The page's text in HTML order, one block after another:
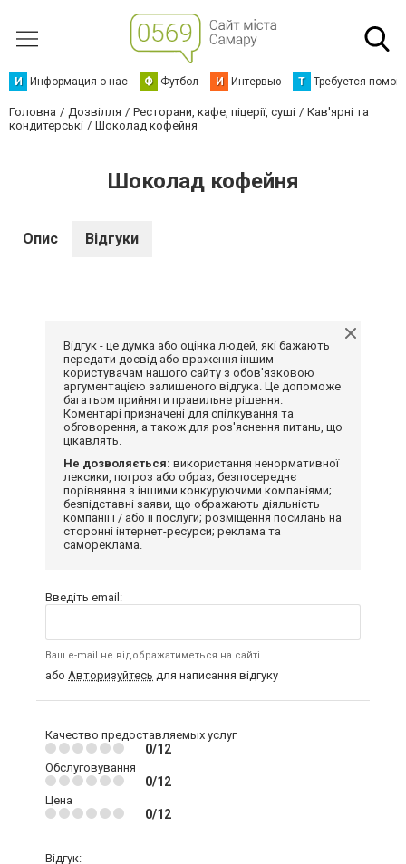
И Информация о нас Ф Футбол И Интервью Т Требуется
Головна Дозвілля Ресторани, кафе, піцерії, суші
Кав'ярні та
кондитерські
Шоколад кофейня
Шоколад кофейня
Опис Відгуки
Відгук - це думка або оцінка людей, які бажають
передати досвід або враження іншим
користувачам нашого сайту з обов'язковою
аргументацією залишеного відгука. Це допоможе
багатьом прийняти правильне рішення.
Коментарі призначені для спілкування та
обговорення, а також для роз'яснення питань, що
цікавлять.
Не дозволяється: використання ненормативної
лексики, погроз або образ; безпосереднє
порівняння з іншими конкуруючими компаніями;
безпідставні заяви, що ображають діяльність
компанії і / або її послуги; розміщення посилань на
сторонні інтернет-ресурси; реклама та
самореклама.
Введіть email:
Ваш e-mail не відображатиметься на сайті
або Авторизуйтесь для написання відгуку
Качество предоставляемых услуг
0/12
Обслуговування
0/12
Цена
0/12
Відгук: